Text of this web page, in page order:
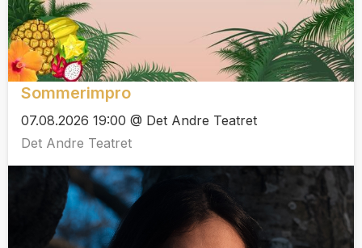
Sommerimpro
07.08.2026 19:00 @ Det Andre Teatret
Det Andre Teatret